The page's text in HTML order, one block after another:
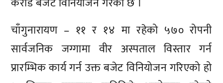
चाँगुनारायण – ११ र १४ मा रहेको ५७० रोपनी
सार्वजनिक जग्गामा वीर अस्पताल विस्तार गर्न
प्रारम्भिक कार्य गर्न उक्त बजेट विनियोजन गरिएको हो